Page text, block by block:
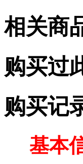
相关商
购买过
购买记
基本